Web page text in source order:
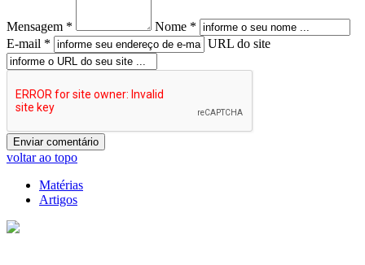
Mensagem *
Nome *
E-mail *
URL do site
voltar ao topo
Matérias
Artigos